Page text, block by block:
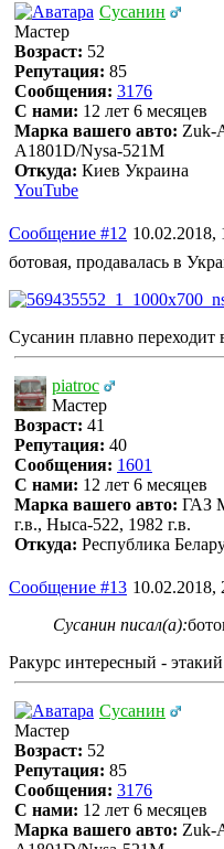
Сусанин
Мастер
Возраст: 52
Репутация: 85
Сообщения: 3176
С нами: 12 лет 6 месяцев
Марка вашего авто: Zuk-
A1801D/Nysa-521M
Откуда: Киев Украина
YouTube
Сообщение #12 10.02.2018,
ботовая, продавалась в
Сусанин плавно переходит
piatroc
Мастер
Возраст: 41
Репутация: 40
Сообщения: 1601
С нами: 12 лет 6 месяцев
Марка вашего авто: ГАЗ
г.в., Ныса-522, 1982 г.в.
Откуда: Республика
Сообщение #13 10.02.2018,
Сусанин писал(а):
Ракурс интересный -
Сусанин
Мастер
Возраст: 52
Репутация: 85
Сообщения: 3176
С нами: 12 лет 6 месяцев
Марка вашего авто: Zuk-